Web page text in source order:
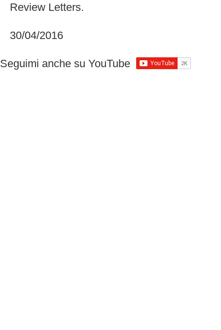
Review Letters.
30/04/2016
Seguimi anche su YouTube